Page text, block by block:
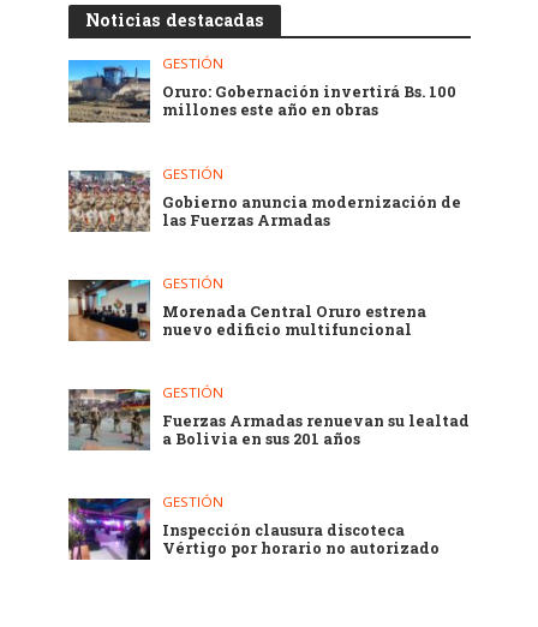
Noticias destacadas
GESTIÓN
Oruro: Gobernación invertirá Bs. 100
millones este año en obras
GESTIÓN
Gobierno anuncia modernización de
las Fuerzas Armadas
GESTIÓN
Morenada Central Oruro estrena
nuevo edificio multifuncional
GESTIÓN
Fuerzas Armadas renuevan su lealtad
a Bolivia en sus 201 años
GESTIÓN
Inspección clausura discoteca
Vértigo por horario no autorizado